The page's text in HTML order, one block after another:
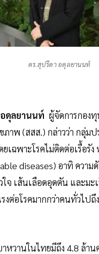
ดร.สุปรีดา อดุลยานนท์
ดุลยานนท์ ผู้จัดการกอง
ภาพ (สสส.) กล่าวว่า กลุ่ม
ยเฉพาะโรคไม่ติดต่อเรื้อรัง
diseases) อาทิ ความ
จ เส้นเลือดอุดตัน และมะเ
ต่อโรคมากกว่าคนทั่วไปถึ
าหวานในไทยมีถึง 4.8 ล้า